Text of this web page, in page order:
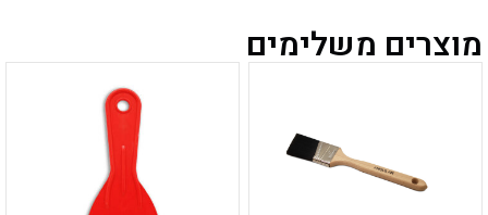
מוצרים משלימים
מספר
סוגים.
זה
יש
מספר
סוגים.
ניתן
לבחור